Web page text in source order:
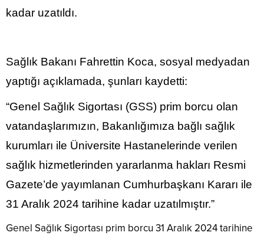
kadar uzatıldı.
Sağlık Bakanı Fahrettin Koca, sosyal medyadan
yaptığı açıklamada, şunları kaydetti:
“Genel Sağlık Sigortası (GSS) prim borcu olan
vatandaşlarımızın, Bakanlığımıza bağlı sağlık
kurumları ile Üniversite Hastanelerinde verilen
sağlık hizmetlerinden yararlanma hakları Resmi
Gazete’de yayımlanan Cumhurbaşkanı Kararı ile
31 Aralık 2024 tarihine kadar uzatılmıştır.”
Genel Sağlık Sigortası prim borcu 31 Aralık 2024 tarihine